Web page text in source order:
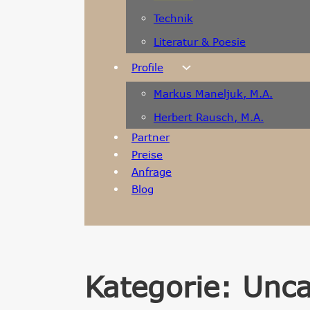
Technik
Literatur & Poesie
Profile
Markus Maneljuk, M.A.
Herbert Rausch, M.A.
Partner
Preise
Anfrage
Blog
Kategorie: